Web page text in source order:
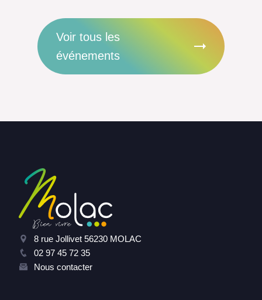
Voir tous les
événements
8 rue Jollivet 56230 MOLAC
02 97 45 72 35
Nous contacter